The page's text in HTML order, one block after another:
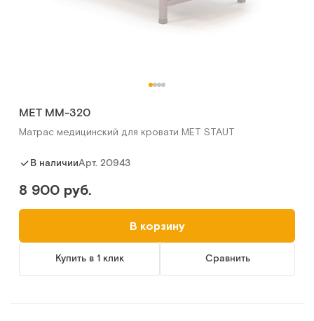
МЕТ ММ-320
Матрас медицинский для кровати MET STAUT
В наличииАрт. 20943
8 900 руб.
В корзину
Купить в 1 клик Сравнить